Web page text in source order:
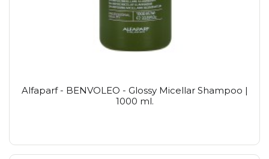
Alfaparf - BENVOLEO - Glossy Micellar Shampoo |
1000 ml.